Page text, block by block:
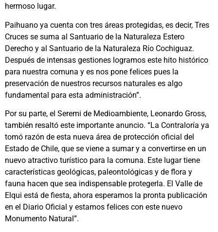
hermoso lugar.
Paihuano ya cuenta con tres áreas protegidas, es decir, Tres
Cruces se suma al Santuario de la Naturaleza Estero
Derecho y al Santuario de la Naturaleza Río Cochiguaz.
Después de intensas gestiones logramos este hito histórico
para nuestra comuna y es nos pone felices pues la
preservación de nuestros recursos naturales es algo
fundamental para esta administración”.
Por su parte, el Seremi de Medioambiente, Leonardo Gross,
también resaltó este importante anuncio. “La Contraloría ya
tomó razón de esta nueva área de protección oficial del
Estado de Chile, que se viene a sumar y a convertirse en un
nuevo atractivo turístico para la comuna. Este lugar tiene
características geológicas, paleontológicas y de flora y
fauna hacen que sea indispensable protegerla. El Valle de
Elqui está de fiesta, ahora esperamos la pronta publicación
en el Diario Oficial y estamos felices con este nuevo
Monumento Natural”.